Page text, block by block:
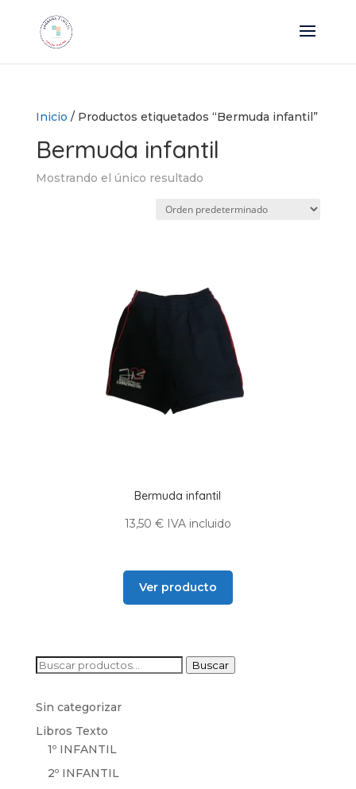
Inicio / Productos etiquetados “Bermuda infantil”
Bermuda infantil
Mostrando el único resultado
Bermuda infantil
13,50 € IVA incluido
Ver producto
Buscar
Buscar
Sin categorizar
Libros Texto
1º INFANTIL
2º INFANTIL